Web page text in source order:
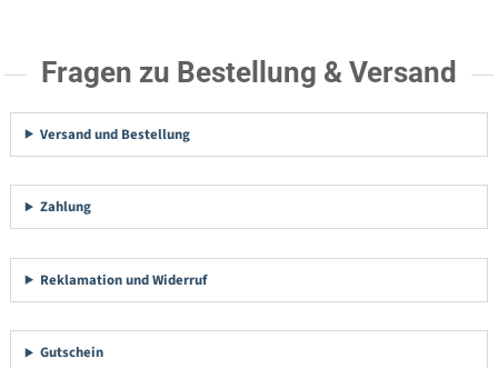
Fragen zu Bestellung & Versand
Versand und Bestellung
Zahlung
Reklamation und Widerruf
Gutschein